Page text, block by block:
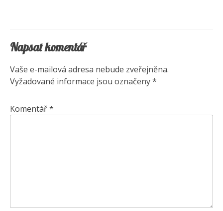
Napsat komentář
Vaše e-mailová adresa nebude zveřejněna.
Vyžadované informace jsou označeny*
Komentář*